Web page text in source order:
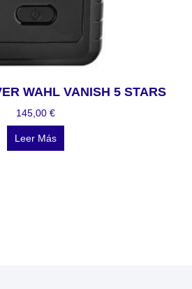
WAHL VANISH 5 STARS
145,00 €
Leer Más